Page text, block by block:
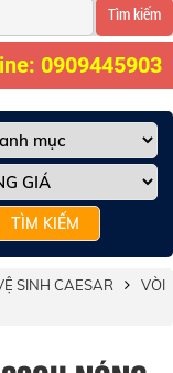
Tìm kiếm
0909445903
TÌM KIẾM
SINH CAESAR
VÒI